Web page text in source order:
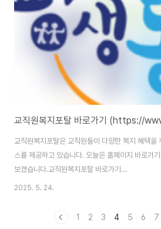
을 위해서는 본인인증을 통한 회원가입을 완료해야
무 통합시스템은 학원, 교습소, 개인과외 운..
교직원복지포탈 바로가기 (https://
교직원복지포탈은 교직원들이 다양한 복지 혜택을
스를 제공하고 있습니다. 오늘은 홈페이지 바로가
보겠습니다.교직원복지포탈 바로가기
:https://www.gwp.or.kr/wus/cmmn/lgn/
원복지포탈 홈페이지 주소는
2025. 5. 24.
1 2 3 4 5 6 7